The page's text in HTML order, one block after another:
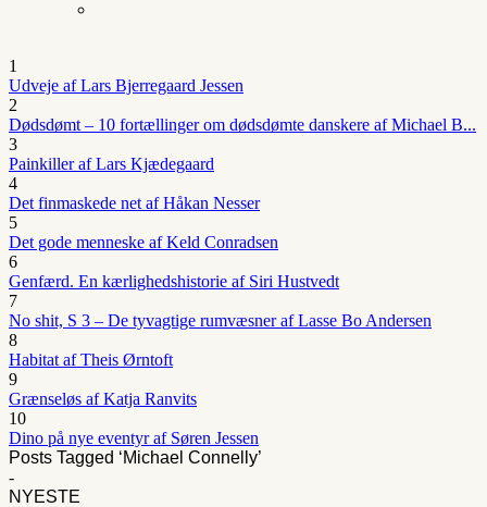
1
Udveje af Lars Bjerregaard Jessen
2
Dødsdømt – 10 fortællinger om dødsdømte danskere af Michael B...
3
Painkiller af Lars Kjædegaard
4
Det finmaskede net af Håkan Nesser
5
Det gode menneske af Keld Conradsen
6
Genfærd. En kærlighedshistorie af Siri Hustvedt
7
No shit, S 3 – De tyvagtige rumvæsner af Lasse Bo Andersen
8
Habitat af Theis Ørntoft
9
Grænseløs af Katja Ranvits
10
Dino på nye eventyr af Søren Jessen
Posts Tagged ‘Michael Connelly’
-
NYESTE